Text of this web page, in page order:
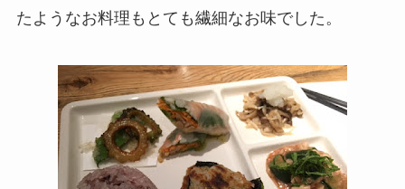
たようなお料理もとても繊細なお味でした。